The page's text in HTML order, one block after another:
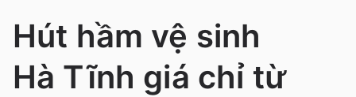
dung
Hút hầm vệ sinh
Hà Tĩnh giá chỉ từ